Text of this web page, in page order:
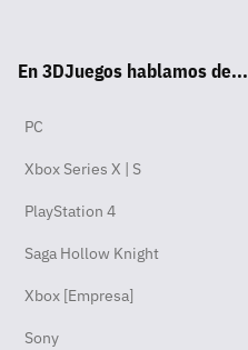
pp
ok
En 3DJuegos hablamos de...
PC
Xbox Series X | S
PlayStation 4
Saga Hollow Knight
Xbox [Empresa]
Sony